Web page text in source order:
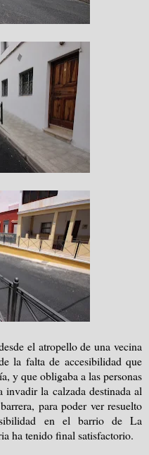
el atropello de una vecina
la falta de accesibilidad que
y que obligaba a las personas
la calzada destinada al
para poder ver resuelto
en el barrio de La
ha tenido final satisfactorio.